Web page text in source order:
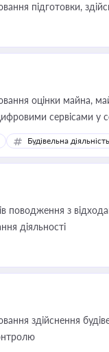
підготовки,
оцінки майна,
сервісами у
бізнесу,
угод і
Будівельна діяльність
поводження з
діяльності
здійснення